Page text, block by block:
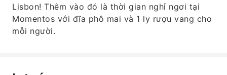
Lisbon! Thêm vào đó là thời gian nghỉ ngơi tại
Momentos với đĩa phô mai và 1 ly rượu vang cho
mỗi người.